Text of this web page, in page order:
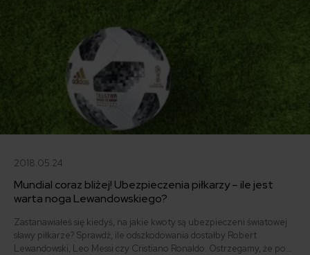
2018.05.24
Mundial coraz bliżej! Ubezpieczenia piłkarzy – ile jest
warta noga Lewandowskiego?
Zastanawiałeś się kiedyś, na jakie kwoty są ubezpieczeni światowej
sławy piłkarze? Sprawdź, ile odszkodowania dostałby Robert
Lewandowski, Leo Messi czy Cristiano Ronaldo. Ostrzegamy, że po